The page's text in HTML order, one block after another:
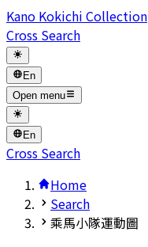
Kano Kokichi Collection
Cross Search
En
Open menu
En
Cross Search
Home
Search
乘馬小隊運動圖